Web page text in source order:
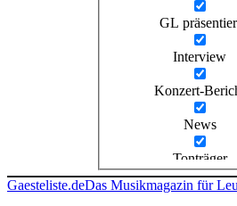
GL
Interview
Konzert-
News
Tonträger
Gaesteliste.deDas Musikmagazin für